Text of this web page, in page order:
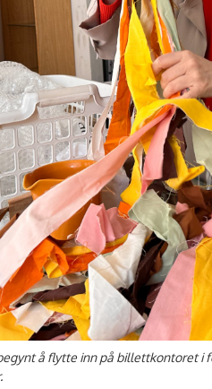
å flytte inn på billettkontoret